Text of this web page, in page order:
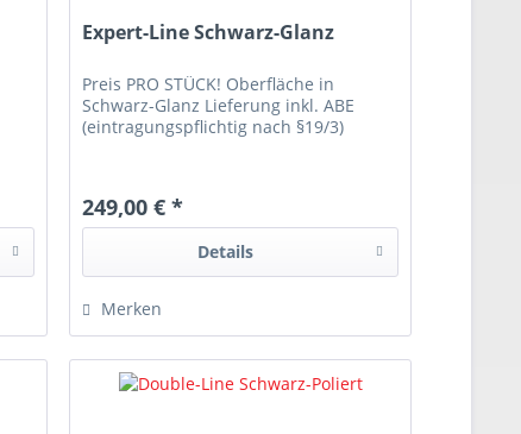
Expert-Line Schwarz-Glanz
Preis PRO STÜCK! Oberfläche in
Schwarz-Glanz Lieferung inkl. ABE
(eintragungspflichtig nach §19/3)
249,00 € *
Details
Merken